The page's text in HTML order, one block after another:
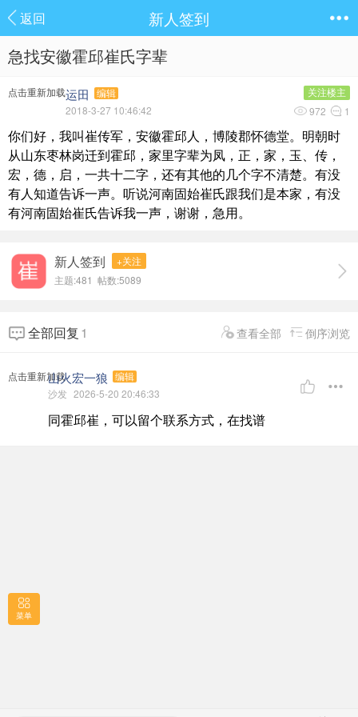
返回 新人签到
急找安徽霍邱崔氏字辈
点击重新加载运田 编辑
2018-3-27 10:46:42
关注楼主
972 1
你们好，我叫崔传军，安徽霍邱人，博陵郡怀德堂。明朝时
从山东枣林岗迁到霍邱，家里字辈为凤，正，家，玉、传，
宏，德，启，一共十二字，还有其他的几个字不清楚。有没
有人知道告诉一声。听说河南固始崔氏跟我们是本家，有没
有河南固始崔氏告诉我一声，谢谢，急用。
新人签到
+关注
主题:481 帖数:5089
全部回复 1 查看全部 倒序浏览
点击重新加载山火宏一狼 编辑
沙发 2026-5-20 20:46:33
同霍邱崔，可以留个联系方式，在找谱
菜单